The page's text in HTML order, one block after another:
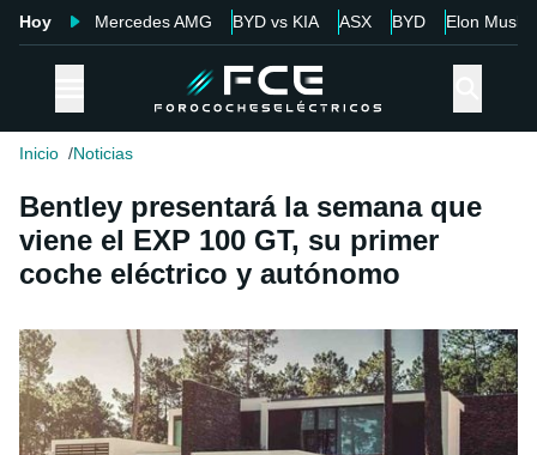
Hoy Mercedes AMG BYD vs KIA ASX BYD Elon Musk
Inicio Noticias
Bentley presentará la semana que
viene el EXP 100 GT, su primer
coche eléctrico y autónomo